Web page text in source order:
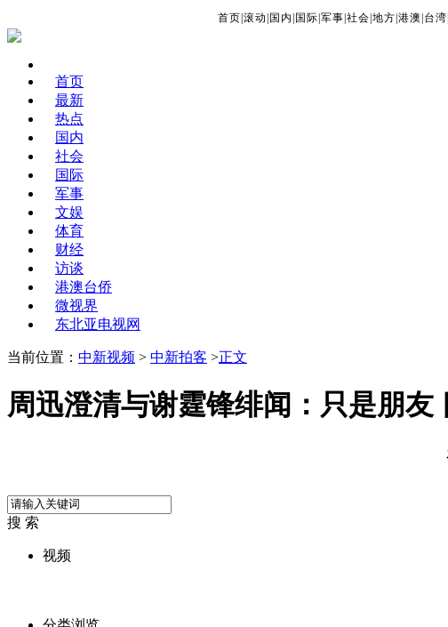
首页 滚动 国内 国际 军事 社会 地方 港澳 台湾
首页
最新
热点
国内
社会
国际
军事
文娱
体育
财经
访谈
港澳台侨
微视界
东北亚电视网
当前位置： 中新视频 > 中新拍客 >正文
周迅澄清与谢霆锋绯闻：只是朋友
搜 索
视频